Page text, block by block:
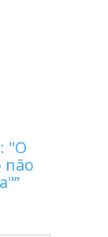
"O
não